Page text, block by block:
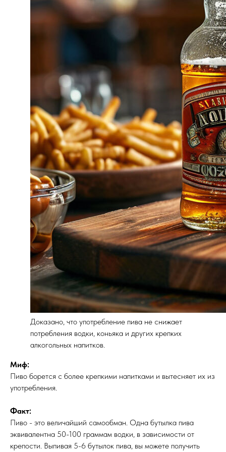
Доказано, что употребление пива не снижает
потребления водки, коньяка и других крепких
алкогольных напитков.
Миф:
Пиво борется с более крепкими напитками и вытесняет их из
употребления.
Факт:
Пиво - это величайший самообман. Одна бутылка пива
эквивалентна 50-100 граммам водки, в зависимости от
крепости. Выпивая 5-6 бутылок пива, вы можете получить